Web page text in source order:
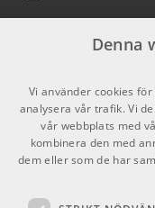
X
Youtube
TikTok
Denna
Vi använder cookies
analysera vår trafik. Vi
vår webbplats med
kombinera den med
dem eller som de har